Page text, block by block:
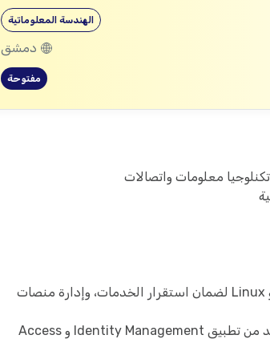
الهندسة المعلوماتية
دمشق
مفتوحة
معلومات واتصالات
تنصيب وصيانة أنظمة التشغيل Windows Server و Linux لضمان استقرار الخدمات، وإدارة منصات
.بشكل دوري ومستمر Security Standards والتأكد من تطبيق Identity Management و Access